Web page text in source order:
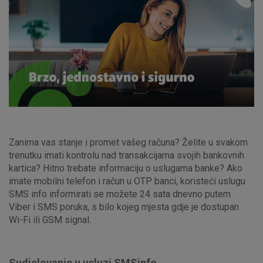
Zanima vas stanje i promet vašeg računa? Želite u svakom
trenutku imati kontrolu nad transakcijama svojih bankovnih
kartica? Hitno trebate informaciju o uslugama banke? Ako
imate mobilni telefon i račun u OTP banci, koristeći uslugu
SMS info informirati se možete 24 sata dnevno putem
Viber i SMS poruka, s bilo kojeg mjesta gdje je dostupan
Wi-Fi ili GSM signal.